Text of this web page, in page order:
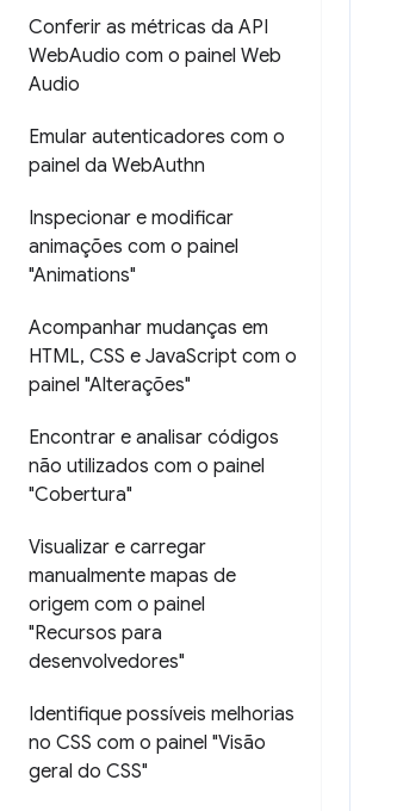
Conferir as métricas da API
WebAudio com o painel Web
Audio
Emular autenticadores com o
painel da WebAuthn
Inspecionar e modificar
animações com o painel
"Animations"
Acompanhar mudanças em
HTML, CSS e JavaScript com o
painel "Alterações"
Encontrar e analisar códigos
não utilizados com o painel
"Cobertura"
Visualizar e carregar
manualmente mapas de
origem com o painel
"Recursos para
desenvolvedores"
Identifique possíveis melhorias
no CSS com o painel "Visão
geral do CSS"